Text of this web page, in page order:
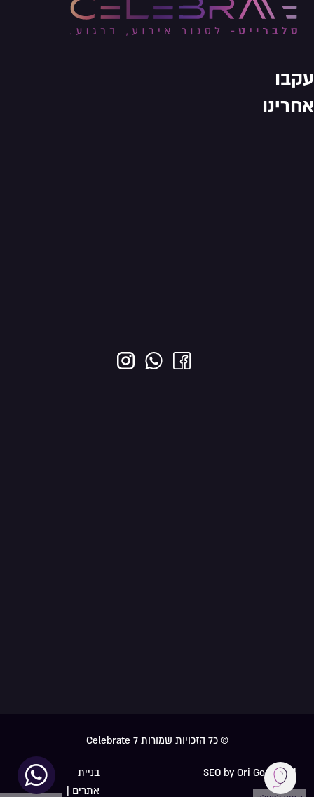
עקבו
אחרינו
© כל הזכויות שמורות ל Celebrate
SEO by Ori Go Digital
בניית
אתרים |